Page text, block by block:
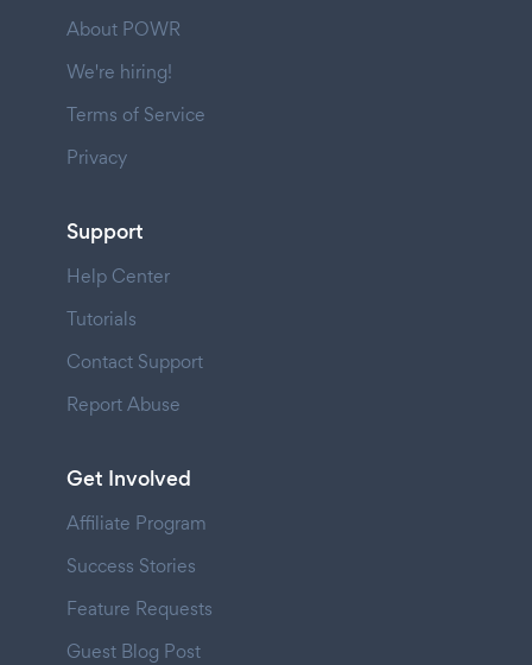
About POWR
We're hiring!
Terms of Service
Privacy
Support
Help Center
Tutorials
Contact Support
Report Abuse
Get Involved
Affiliate Program
Success Stories
Feature Requests
Guest Blog Post